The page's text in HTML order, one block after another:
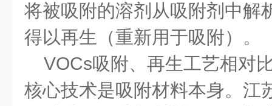
将被吸附的溶剂从吸附剂中解
得以再生（重新用于吸附）。
VOCs吸附、再生工艺相对
核心技术是吸附材料本身。江